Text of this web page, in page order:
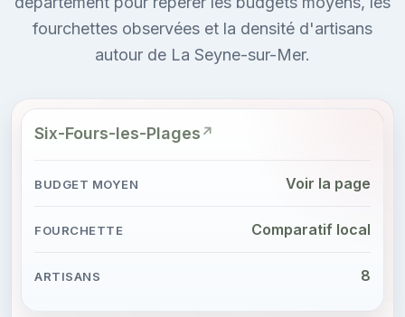
fourchettes observées et la densité d'artisans
autour de La Seyne-sur-Mer.
Six-Fours-les-Plages
Voir la page
Comparatif local
8